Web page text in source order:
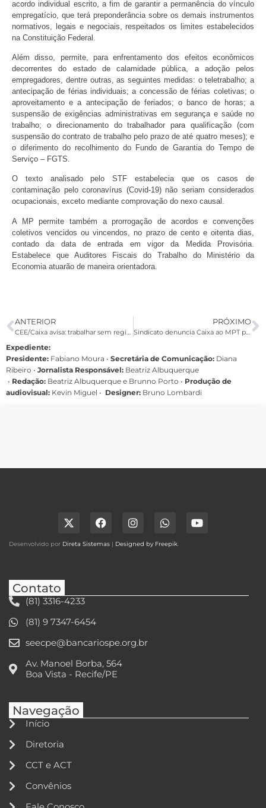
acordo individual escrito, a fim de garantir a permanência do vínculo
empregatício, que terá preponderância sobre os demais instrumentos
normativos, legais e negociais, respeitados os limites estabelecidos
na Constituição Federal.
Além disso, permite, para enfrentamento dos efeitos econômicos
decorrentes do estado de calamidade pública, a adoção pelos
empregadores, dentre outras, as seguintes medidas: o teletrabalho; a
antecipação de férias individuais; a concessão de férias coletivas; o
aproveitamento e a antecipação de feriados; o banco de horas; a
suspensão de exigências administrativas em segurança e saúde no
trabalho; o direcionamento do trabalhador para qualificação (com
suspensão do contrato de trabalho pelo prazo de até quatro meses); e
o diferimento do recolhimento do Fundo de Garantia do Tempo de
Serviço – FGTS.
O texto analisado pelo STF estabelecia que os casos de
contaminação pelo coronavírus (Covid-19) não seriam considerados
ocupacionais, exceto mediante comprovação do nexo causal.
A MP permite também a prorrogação de acordos e convenções
coletivos vencidos ou vincendos, no prazo de cento e oitenta dias,
contado da data de entrada em vigor da Medida Provisória.
Estabelece que Auditores Fiscais do Trabalho do Ministério da
Economia atuarão de maneira orientadora.
ANTERIOR
CEE/Caixa avisa: trabalhar sem registrar o ponto é ilegal
PRÓXIMO
Sindicato denuncia Caixa ao MPT por irregularidade na jornada de trabalho
Expediente:
Presidente: Fabiano Moura • Secretária de Comunicação: Diana
Ribeiro • Jornalista Responsável: Beatriz Albuquerque
• Redação: Beatriz Albuquerque e Brunno Porto • Produção de
audiovisual: Kevin Miguel • Designer: Bruno Lombardi
Desenvolvido por Direta Sistemas | Designed by Freepik.
Contato
(81) 3316-4233
(81) 9 7347-6454
seecpe@bancariospe.org.br
Av. Manoel Borba, 564
Boa Vista - Recife/PE
Navegação
Início
Diretoria
CCT e ACT
Convênios